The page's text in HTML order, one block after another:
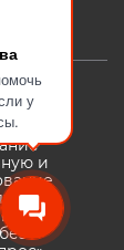
у
и